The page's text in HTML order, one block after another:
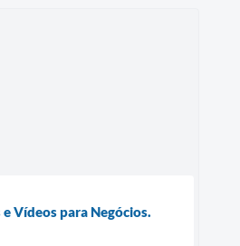
Vídeos para Negócios.